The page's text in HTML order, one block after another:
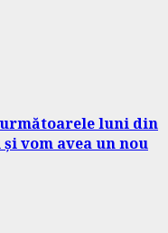
luni din
vom avea un nou